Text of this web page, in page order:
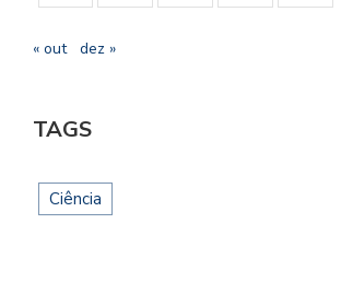
« out dez »
TAGS
Ciência